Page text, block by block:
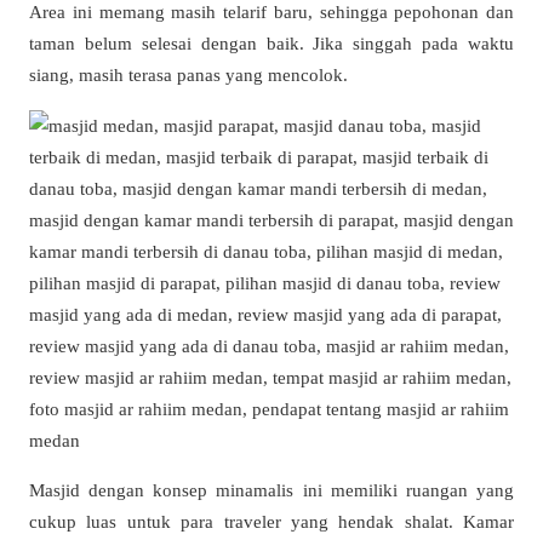
Area ini memang masih telarif baru, sehingga pepohonan dan
taman belum selesai dengan baik. Jika singgah pada waktu
siang, masih terasa panas yang mencolok.
Masjid dengan konsep minamalis ini memiliki ruangan yang
cukup luas untuk para traveler yang hendak shalat. Kamar